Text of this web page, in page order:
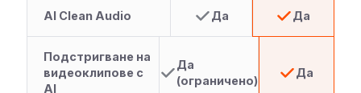
AI Clean Audio Да Да
Подстригване на
видеоклипове с
AI
Да
(ограничено)
Да